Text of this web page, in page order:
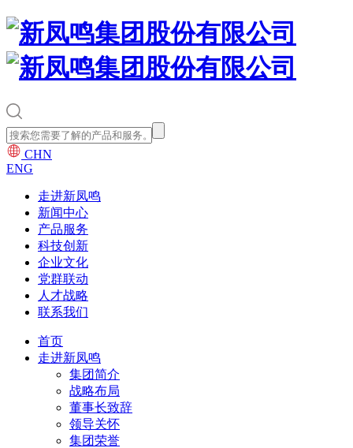
CHN
ENG
走进新凤鸣
新闻中心
产品服务
科技创新
企业文化
党群联动
人才战略
联系我们
首页
走进新凤鸣
集团简介
战略布局
董事长致辞
领导关怀
集团荣誉